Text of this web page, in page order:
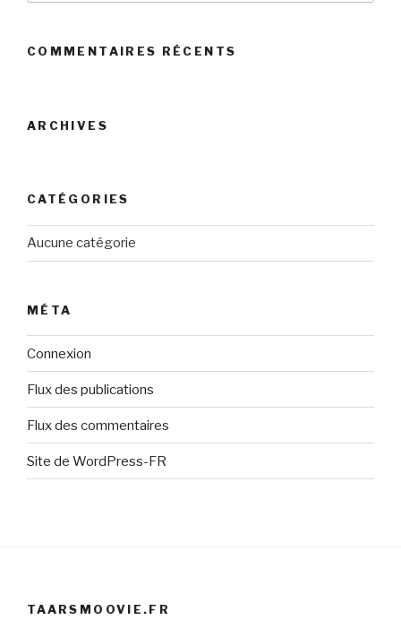
COMMENTAIRES RÉCENTS
ARCHIVES
CATÉGORIES
Aucune catégorie
MÉTA
Connexion
Flux des publications
Flux des commentaires
Site de WordPress-FR
TAARSMOOVIE.FR